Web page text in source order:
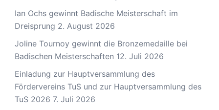
Ian Ochs gewinnt Badische Meisterschaft im
Dreisprung 2. August 2026
Joline Tournoy gewinnt die Bronzemedaille bei
Badischen Meisterschaften 12. Juli 2026
Einladung zur Hauptversammlung des
Fördervereins TuS und zur Hauptversammlung des
TuS 2026 7. Juli 2026